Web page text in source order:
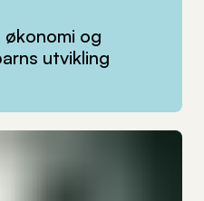
økonomi og
utvikling